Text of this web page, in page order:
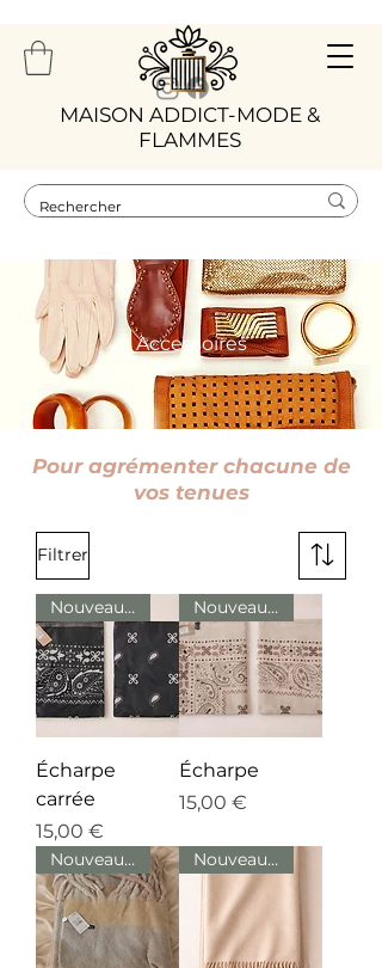
​MAISON ADDICT-MODE &
FLAMMES
Accessoires
Pour agrémenter chacune de
vos tenues
Filtrer
Nouveautés
Écharpe
carrée
Prix
15,00 €
Nouveautés
Écharpe
Prix
15,00 €
Nouveautés Nouveautés